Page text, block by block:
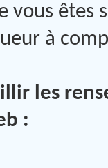
vous
à
les
: